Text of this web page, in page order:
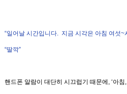
“일어날 시간입니다. 지금 시각은 아침 여섯~
“딸깍”
핸드폰 알람이 대단히 시끄럽기 때문에 , ‘아침 ,